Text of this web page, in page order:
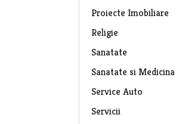
Proiecte Imobiliare
Religie
Sanatate
Sanatate si Medicina
Service Auto
Servicii